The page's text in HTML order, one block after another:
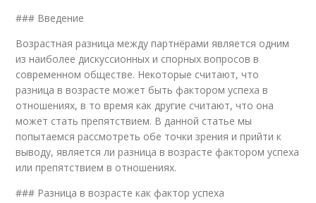
Возрастные рамки
Различия между
партнёрами
### Введение
Возрастная разница между партнёрами является одним
из наиболее дискуссионных и спорных вопросов в
современном обществе. Некоторые считают, что
разница в возрасте может быть фактором успеха в
отношениях, в то время как другие считают, что она
может стать препятствием. В данной статье мы
попытаемся рассмотреть обе точки зрения и прийти к
выводу, является ли разница в возрасте фактором успеха
или препятствием в отношениях.
### Разница в возрасте как фактор успеха